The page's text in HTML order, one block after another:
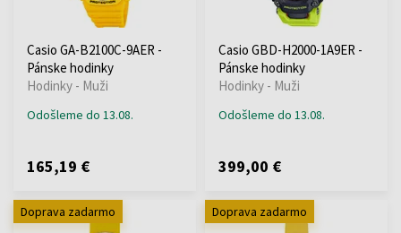
Casio GA-B2100C-9AER -
Pánske hodinky
Hodinky - Muži
Odošleme do 13.08.
165,19 €
Casio GBD-H2000-1A9ER -
Pánske hodinky
Hodinky - Muži
Odošleme do 13.08.
399,00 €
Doprava zadarmo Doprava zadarmo